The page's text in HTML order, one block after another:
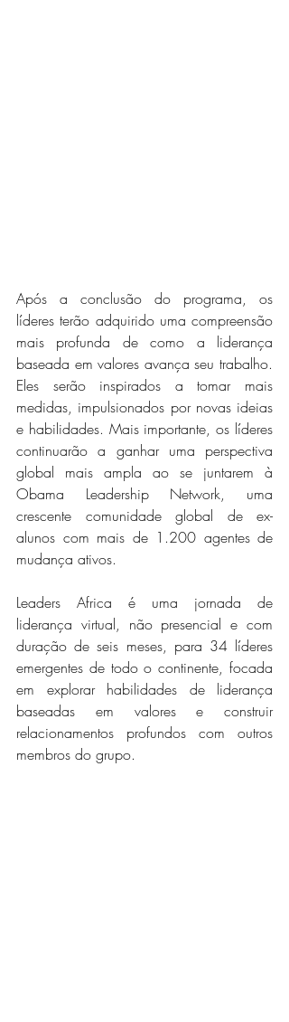
Após a conclusão do programa, os
líderes terão adquirido uma compreensão
mais profunda de como a liderança
baseada em valores avança seu trabalho.
Eles serão inspirados a tomar mais
medidas, impulsionados por novas ideias
e habilidades. Mais importante, os líderes
continuarão a ganhar uma perspectiva
global mais ampla ao se juntarem à
Obama Leadership Network, uma
crescente comunidade global de ex-
alunos com mais de 1.200 agentes de
mudança ativos.
Leaders Africa é uma jornada de
liderança virtual, não presencial e com
duração de seis meses, para 34 líderes
emergentes de todo o continente, focada
em explorar habilidades de liderança
baseadas em valores e construir
relacionamentos profundos com outros
membros do grupo.